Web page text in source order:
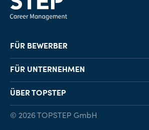
FÜR BEWERBER
Job-Finder
Karriereberatung
FÜR UNTERNEHMEN
Personalvermittlung
Personalsuche
ÜBER TOPSTEP
© 2026 TOPSTEP GmbH